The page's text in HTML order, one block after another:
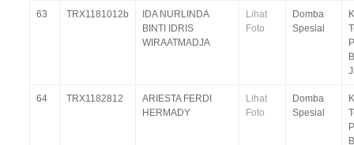
63 TRX1181012b
IDA NURLINDA
BINTI IDRIS
WIRAATMADJA
Lihat
Foto
Domba
Spesial
64 TRX1182812
ARIESTA FERDI
HERMADY
Lihat
Foto
Domba
Spesial